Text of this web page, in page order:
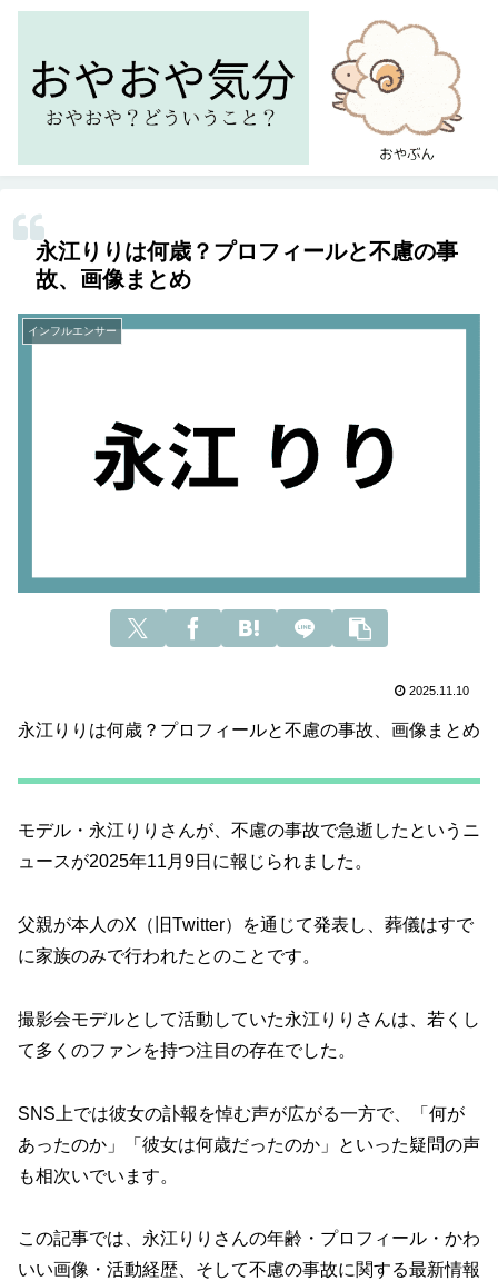
永江りりは何歳？プロフィールと不慮の事
故、画像まとめ
インフルエンサー
2025.11.10
永江りりは何歳？プロフィールと不慮の事故、画像まとめ
モデル・永江りりさんが、不慮の事故で急逝したというニ
ュースが2025年11月9日に報じられました。
父親が本人のX（旧Twitter）を通じて発表し、葬儀はすで
に家族のみで行われたとのことです。
撮影会モデルとして活動していた永江りりさんは、若くし
て多くのファンを持つ注目の存在でした。
SNS上では彼女の訃報を悼む声が広がる一方で、「何が
あったのか」「彼女は何歳だったのか」といった疑問の声
も相次いでいます。
この記事では、永江りりさんの年齢・プロフィール・かわ
いい画像・活動経歴、そして不慮の事故に関する最新情報